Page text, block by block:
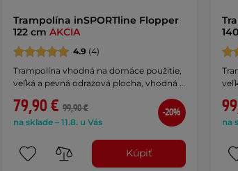
Trampolína inSPORTline Flopper
122 cm AKCIA
4.9 (4)
Trampolína vhodná na domáce použitie,
veľká a pevná odrazová plocha, vhodná …
79,90 € 99,90 €
na sklade – 11.8. u Vás
-20%
Kúpiť
na